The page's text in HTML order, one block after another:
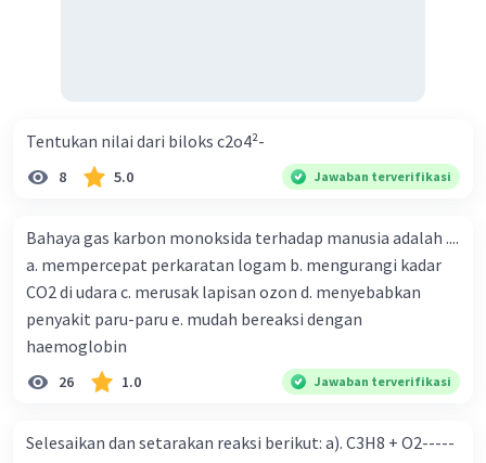
Tentukan nilai dari biloks c2o4²-
8 5.0 Jawaban terverifikasi
Bahaya gas karbon monoksida terhadap manusia adalah ....
a. mempercepat perkaratan logam b. mengurangi kadar
CO2 di udara c. merusak lapisan ozon d. menyebabkan
penyakit paru-paru e. mudah bereaksi dengan
haemoglobin
26 1.0 Jawaban terverifikasi
Selesaikan dan setarakan reaksi berikut: a). C3H8 + O2-----